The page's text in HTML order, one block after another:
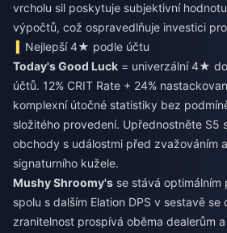
vrcholu sil poskytuje subjektivní
výpočtů, což ospravedlňuje investici
Nejlepší 4★ podle účtu
Today's Good Luck = univerzální 4★
účtů. 12% CRIT Rate + 24%
komplexní útočné statistiky bez
složitého provedení. Upřednostněte S5
obchody s událostmi před zvažováním
signaturního kužele.
Mushy Shroomy's se stává optimálním
spolu s dalším Elation DPS v sestavě se
zranitelnost prospívá oběma dealerům